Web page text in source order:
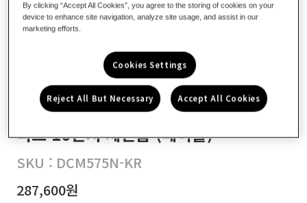
DCM575N-KR 54V FLEXVOLT 브러쉬
리스 16인치 체인톱 (베어툴)
SKU : DCM575N-KR
정
287,600원
By clicking “Accept All Cookies”, you agree to the storing of cookies on your
device to enhance site navigation, analyze site usage, and assist in our
marketing efforts.
Cookies Settings
Reject All But Necessary Accept All Cookies